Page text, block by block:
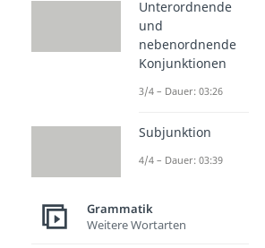
Unterordnende
und
nebenordnende
Konjunktionen
3/4 – Dauer: 03:26
Subjunktion
4/4 – Dauer: 03:39
Grammatik
Weitere Wortarten